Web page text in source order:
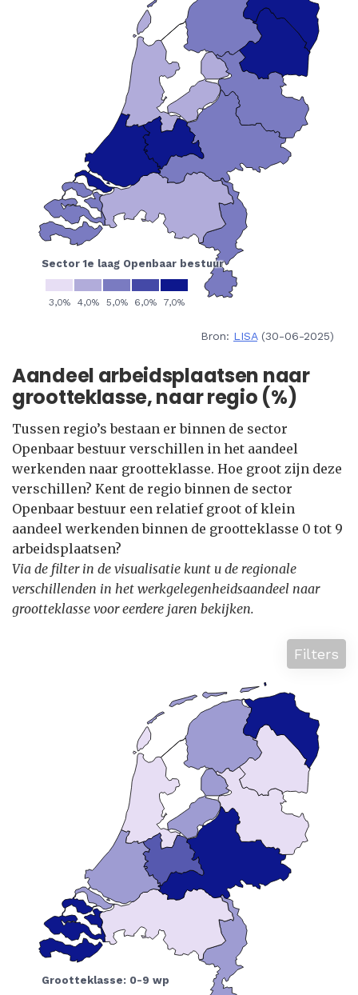
Bron: LISA(30-06-2025)
Aandeel arbeidsplaatsen naar
grootteklasse, naar regio (%)
Tussen regio’s bestaan er binnen de sector
Openbaar bestuur verschillen in het aandeel
werkenden naar grootteklasse. Hoe groot zijn deze
verschillen? Kent de regio binnen de sector
Openbaar bestuur een relatief groot of klein
aandeel werkenden binnen de grootteklasse 0 tot 9
arbeidsplaatsen?
Via de filter in de visualisatie kunt u de regionale
verschillenden in het werkgelegenheidsaandeel naar
grootteklasse voor eerdere jaren bekijken.
Filters